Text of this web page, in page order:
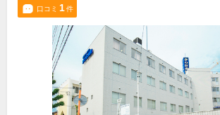
口コミ 1件